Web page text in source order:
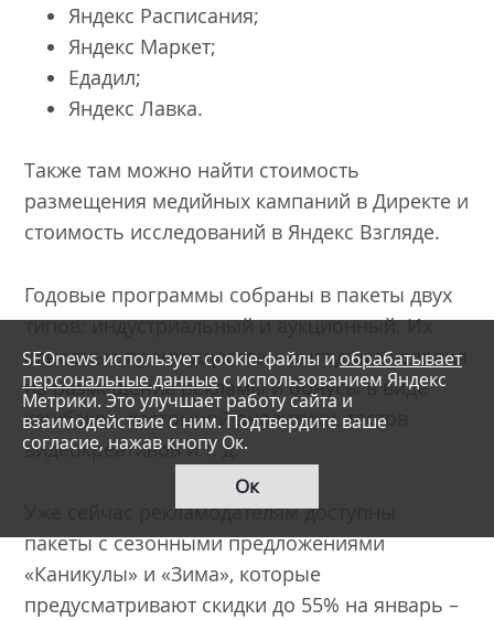
Яндекс Расписания;
Яндекс Маркет;
Едадил;
Яндекс Лавка.
Также там можно найти стоимость
размещения медийных кампаний в Директе и
стоимость исследований в Яндекс Взгляде.
Годовые программы собраны в пакеты двух
типов: индустриальный и аукционный. Их
основные преимущества – выгодные условия
на размещение рекламы и бонусы в виде
кешбэков, кастомной аналитики, тестов
видеокреативов и т. д.
Уже сейчас рекламодателям доступны
пакеты с сезонными предложениями
«Каникулы» и «Зима», которые
предусматривают скидки до 55% на январь –
SEOnews использует cookie-файлы и обрабатывает
персональные данныес использованием Яндекс
Метрики. Это улучшает работу сайта и
взаимодействие с ним. Подтвердите ваше
согласие, нажав кнопу Ок.
Ок